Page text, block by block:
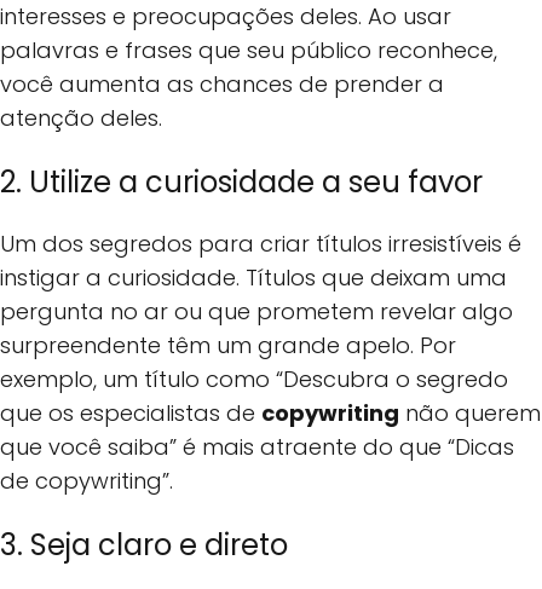
interesses e preocupações deles. Ao usar
palavras e frases que seu público reconhece,
você aumenta as chances de prender a
atenção deles.
2. Utilize a curiosidade a seu favor
Um dos segredos para criar títulos irresistíveis é
instigar a curiosidade. Títulos que deixam uma
pergunta no ar ou que prometem revelar algo
surpreendente têm um grande apelo. Por
exemplo, um título como “Descubra o segredo
que os especialistas de copywriting não querem
que você saiba” é mais atraente do que “Dicas
de copywriting”.
3. Seja claro e direto